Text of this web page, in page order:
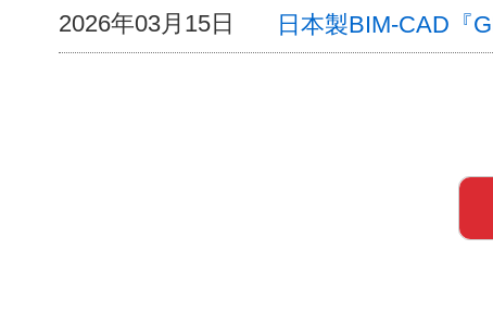
2026年03月15日 日本製BIM-CAD『